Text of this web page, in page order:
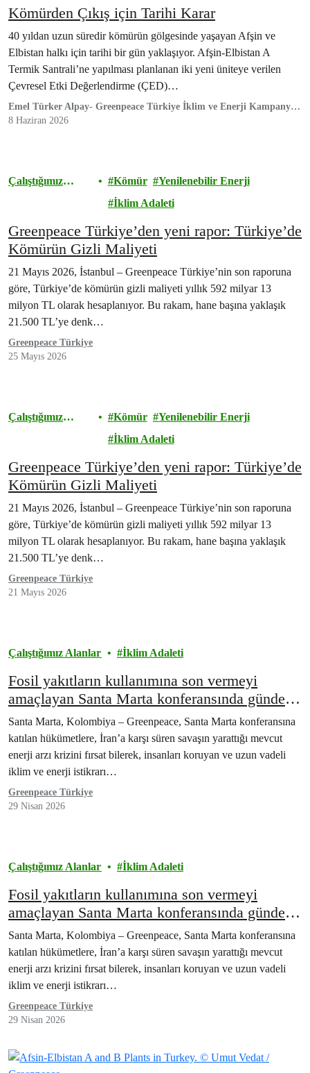
Kömürden Çıkış için Tarihi Karar
40 yıldan uzun süredir kömürün gölgesinde yaşayan Afşin ve
Elbistan halkı için tarihi bir gün yaklaşıyor. Afşin-Elbistan A
Termik Santrali’ne yapılması planlanan iki yeni üniteye verilen
Çevresel Etki Değerlendirme (ÇED)…
Emel Türker Alpay- Greenpeace Türkiye İklim ve Enerji Kampanya
Sorumlusu
8 Haziran 2026
Çalıştığımız
Kömür
Yenilenebilir Enerji
İklim Adaleti
Greenpeace Türkiye’den yeni rapor: Türkiye’de
Kömürün Gizli Maliyeti
21 Mayıs 2026, İstanbul – Greenpeace Türkiye’nin son raporuna
göre, Türkiye’de kömürün gizli maliyeti yıllık 592 milyar 13
milyon TL olarak hesaplanıyor. Bu rakam, hane başına yaklaşık
21.500 TL’ye denk…
Greenpeace Türkiye
25 Mayıs 2026
Çalıştığımız
Kömür
Yenilenebilir Enerji
İklim Adaleti
Greenpeace Türkiye’den yeni rapor: Türkiye’de
Kömürün Gizli Maliyeti
21 Mayıs 2026, İstanbul – Greenpeace Türkiye’nin son raporuna
göre, Türkiye’de kömürün gizli maliyeti yıllık 592 milyar 13
milyon TL olarak hesaplanıyor. Bu rakam, hane başına yaklaşık
21.500 TL’ye denk…
Greenpeace Türkiye
21 Mayıs 2026
Çalıştığımız Alanlar İklim Adaleti
Fosil yakıtların kullanımına son vermeyi
amaçlayan Santa Marta konferansında gündem
küresel enerji krizi
Santa Marta, Kolombiya – Greenpeace, Santa Marta konferansına
katılan hükümetlere, İran’a karşı süren savaşın yarattığı mevcut
enerji arzı krizini fırsat bilerek, insanları koruyan ve uzun vadeli
iklim ve enerji istikrarı…
Greenpeace Türkiye
29 Nisan 2026
Çalıştığımız Alanlar İklim Adaleti
Fosil yakıtların kullanımına son vermeyi
amaçlayan Santa Marta konferansında gündem
küresel enerji krizi
Santa Marta, Kolombiya – Greenpeace, Santa Marta konferansına
katılan hükümetlere, İran’a karşı süren savaşın yarattığı mevcut
enerji arzı krizini fırsat bilerek, insanları koruyan ve uzun vadeli
iklim ve enerji istikrarı…
Greenpeace Türkiye
29 Nisan 2026